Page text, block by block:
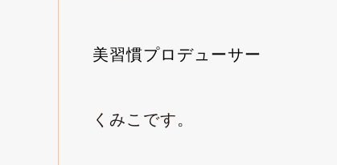
美習慣プロデューサー
くみこです。